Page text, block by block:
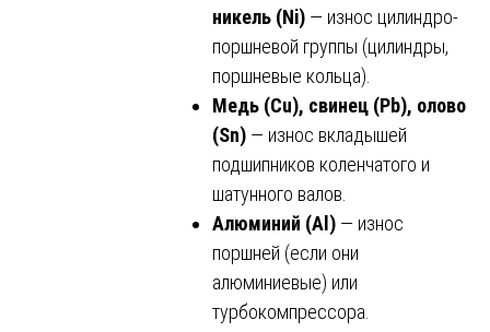
никель (Ni) — износ цилиндро-
поршневой группы (цилиндры,
поршневые кольца).
Медь (Cu), свинец (Pb), олово
(Sn) — износ вкладышей
подшипников коленчатого и
шатунного валов.
Алюминий (Al) — износ
поршней (если они
алюминиевые) или
турбокомпрессора.